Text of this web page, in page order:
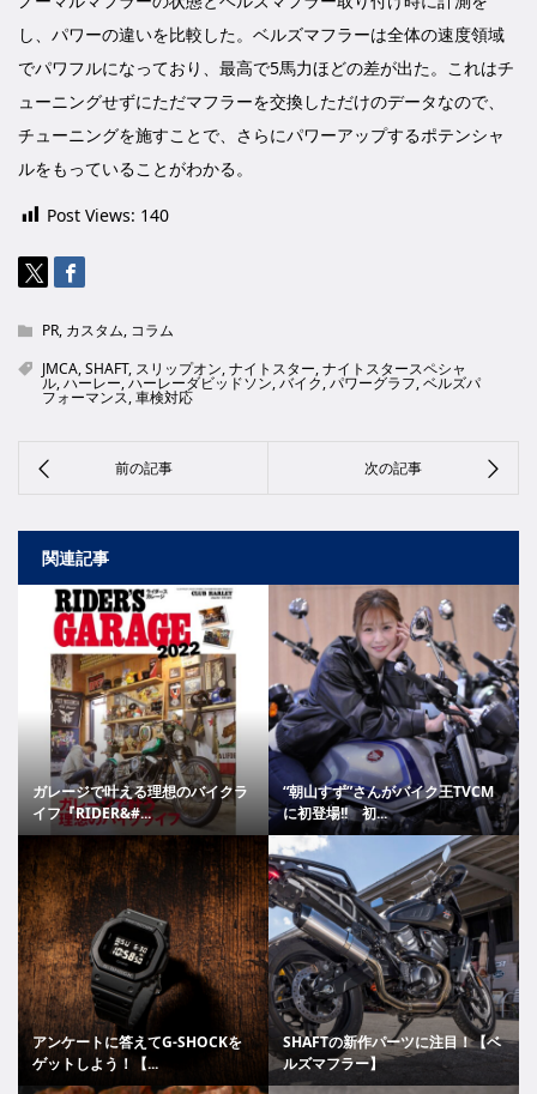
し、パワーの違いを比較した。ベルズマフラーは全体の速度領域
でパワフルになっており、最高で5馬力ほどの差が出た。これはチ
ューニングせずにただマフラーを交換しただけのデータなので、
チューニングを施すことで、さらにパワーアップするポテンシャ
ルをもっていることがわかる。
Post Views: 140
PR, カスタム, コラム
JMCA,SHAFT, スリップオン,ナイトスター,ナイトスタースペシャ
ル,ハーレー,ハーレーダビッドソン,バイク,パワーグラフ,ベルズパ
フォーマンス,車検対応
関連記事
ガレージで叶える理想のバイクラ
イフ『RIDER&#...
“朝山すず”さんがバイク王TVCM
に初登場!! 初...
アンケートに答えてG-SHOCKを
ゲットしよう！【...
SHAFTの新作パーツに注目！【ベ
ルズマフラー】